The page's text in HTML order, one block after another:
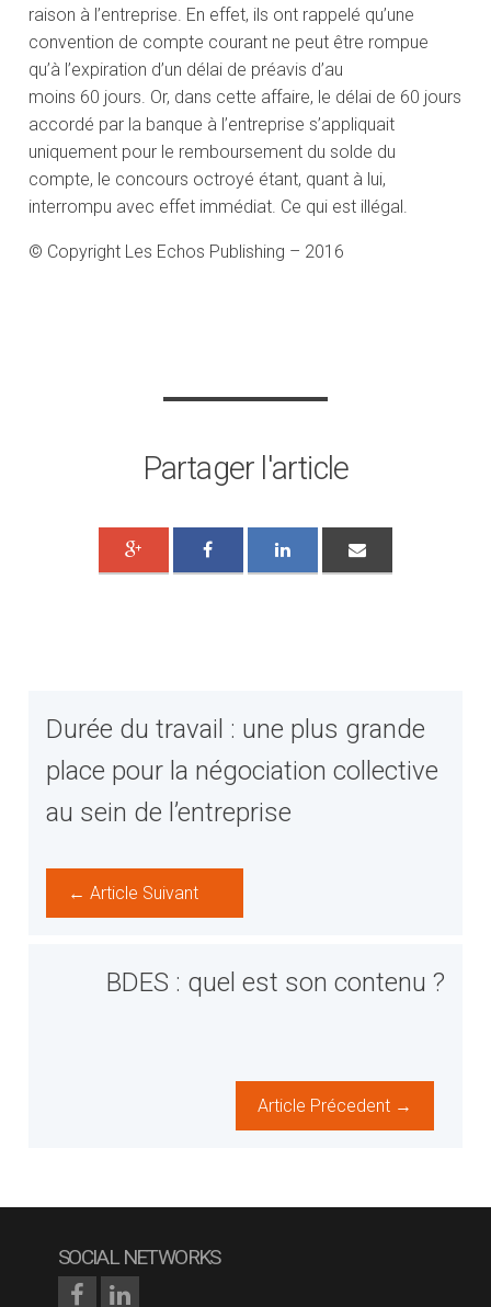
raison à l’entreprise. En effet, ils ont rappelé qu’une
convention de compte courant ne peut être rompue
qu’à l’expiration d’un délai de préavis d’au
moins 60 jours. Or, dans cette affaire, le délai de 60 jours
accordé par la banque à l’entreprise s’appliquait
uniquement pour le remboursement du solde du
compte, le concours octroyé étant, quant à lui,
interrompu avec effet immédiat. Ce qui est illégal.
© Copyright Les Echos Publishing – 2016
Partager l'article
Durée du travail : une plus grande
place pour la négociation collective
au sein de l’entreprise
← Article Suivant
BDES : quel est son contenu ?
Article Précedent →
SOCIAL NETWORKS